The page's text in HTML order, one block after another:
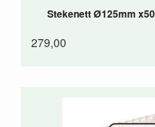
Stekenett Ø125mm
279,00